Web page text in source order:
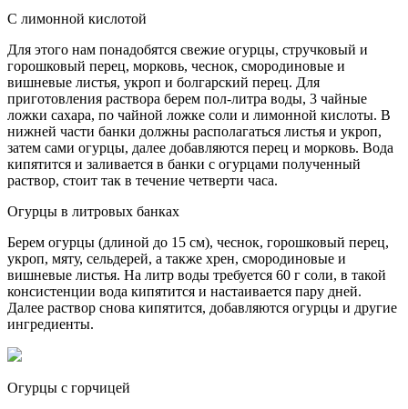
С лимонной кислотой
Для этого нам понадобятся свежие огурцы, стручковый и
горошковый перец, морковь, чеснок, смородиновые и
вишневые листья, укроп и болгарский перец. Для
приготовления раствора берем пол-литра воды, 3 чайные
ложки сахара, по чайной ложке соли и лимонной кислоты. В
нижней части банки должны располагаться листья и укроп,
затем сами огурцы, далее добавляются перец и морковь. Вода
кипятится и заливается в банки с огурцами полученный
раствор, стоит так в течение четверти часа.
Огурцы в литровых банках
Берем огурцы (длиной до 15 см), чеснок, горошковый перец,
укроп, мяту, сельдерей, а также хрен, смородиновые и
вишневые листья. На литр воды требуется 60 г соли, в такой
консистенции вода кипятится и настаивается пару дней.
Далее раствор снова кипятится, добавляются огурцы и другие
ингредиенты.
Огурцы с горчицей